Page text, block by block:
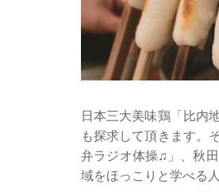
日本三大美味鶏「比内
も探求して頂きます。
弁ラジオ体操♫」、秋
域をほっこりと学べる